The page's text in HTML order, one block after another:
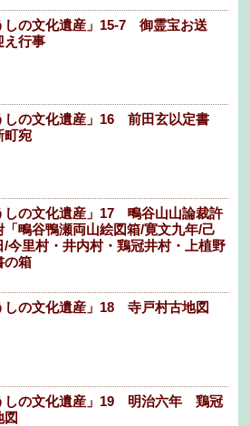
しの文化遺産」15-7 御霊宝お送
え行事
しの文化遺産」16 前田玄以定書
町宛
しの文化遺産」17 鴫谷山山論裁許
鴫谷鴨瀬両山絵図箱/寛文九年/己
/今里村・井内村・鶏冠井村・上植野
の箱
しの文化遺産」18 寺戸村古地図
しの文化遺産」19 明治六年 鶏冠
図